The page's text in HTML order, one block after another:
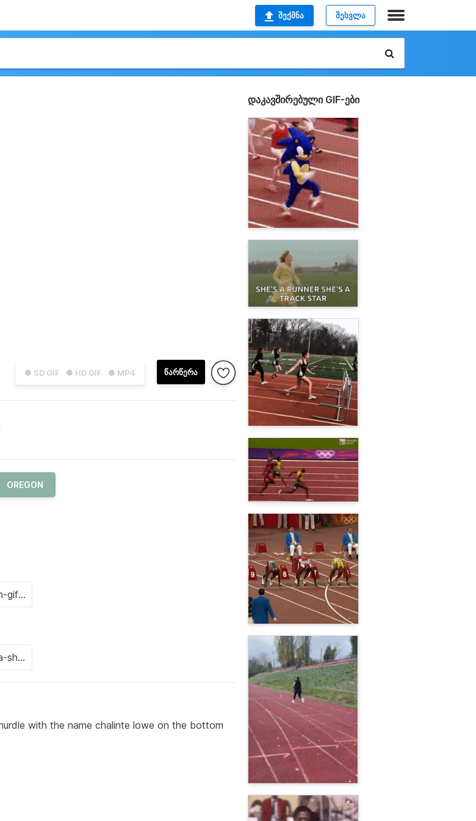
ᲨᲔᲥᲛᲜᲐ ᲨᲔᲡᲕᲚᲐ
● SD GIF ● HD GIF ● MP4 ᲬᲐᲠᲬᲔᲠᲐ
OREGON
with the name chalinte lowe on the bottom
დაკავშირებული GIF-ები